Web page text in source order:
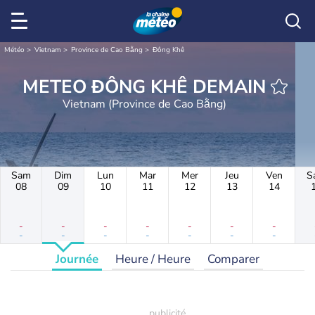
Météo Vietnam Province de Cao Bằng Đông Khê
METEO ĐÔNG KHÊ DEMAIN
Vietnam (Province de Cao Bằng)
Sam
08
-
-
Dim
09
-
-
Lun
10
-
-
Mar
11
-
-
Mer
12
-
-
Jeu
13
-
-
Ven
14
-
-
Journée Heure / Heure Comparer